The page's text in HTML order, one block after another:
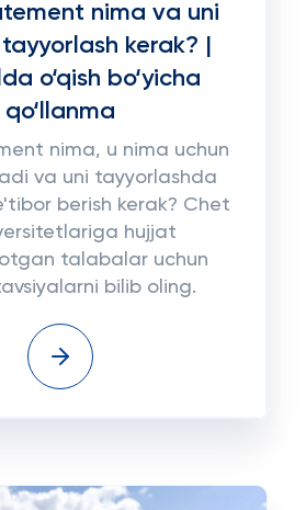
nima va uni
kerak? |
o‘qish bo‘yicha
qo‘llanma
nima, u nima uchun
va uni tayyorlashda
berish kerak? Chet
hujjat
talabalar uchun
bilib oling.